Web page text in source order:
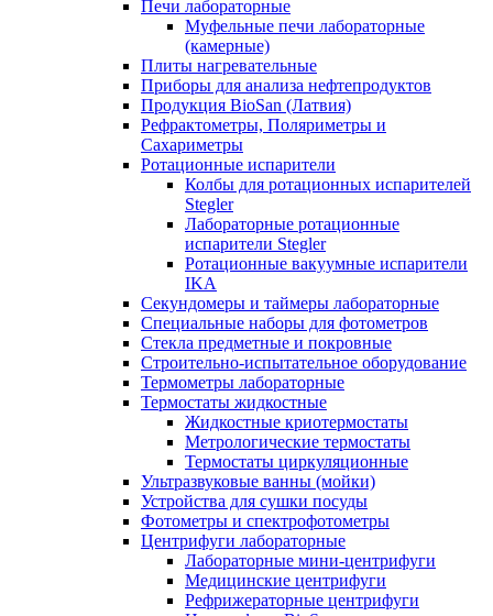
Печи лабораторные
Муфельные печи лабораторные
(камерные)
Плиты нагревательные
Приборы для анализа нефтепродуктов
Продукция BioSan (Латвия)
Рефрактометры, Поляриметры и
Сахариметры
Ротационные испарители
Колбы для ротационных испарителей
Stegler
Лабораторные ротационные
испарители Stegler
Ротационные вакуумные испарители
IKA
Секундомеры и таймеры лабораторные
Специальные наборы для фотометров
Стекла предметные и покровные
Строительно-испытательное оборудование
Термометры лабораторные
Термостаты жидкостные
Жидкостные криотермостаты
Метрологические термостаты
Термостаты циркуляционные
Ультразвуковые ванны (мойки)
Устройства для сушки посуды
Фотометры и спектрофотометры
Центрифуги лабораторные
Лабораторные мини-центрифуги
Медицинские центрифуги
Рефрижераторные центрифуги